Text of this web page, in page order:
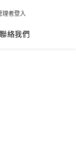
理者登入
聯絡我們